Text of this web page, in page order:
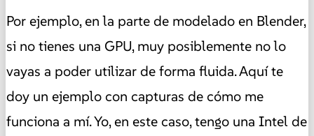
Por ejemplo, en la parte de modelado en Blender,
si no tienes una GPU, muy posiblemente no lo
vayas a poder utilizar de forma fluida. Aquí te
doy un ejemplo con capturas de cómo me
funciona a mí. Yo, en este caso, tengo una Intel de